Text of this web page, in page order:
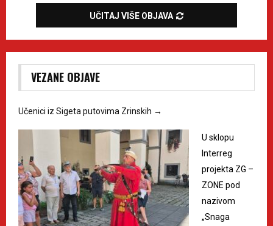
UČITAJ VIŠE OBJAVA
VEZANE OBJAVE
Učenici iz Sigeta putovima Zrinskih →
U sklopu
Interreg
projekta ZG –
ZONE pod
nazivom
„Snaga